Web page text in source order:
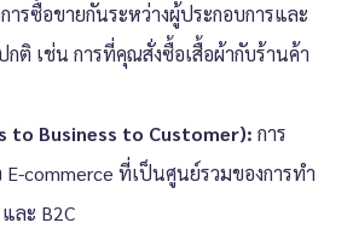
ารซื้อขายกันระหว่างผู้ประกอบการและ
กติ เช่น การที่คุณสั่งซื้อเสื้อผ้ากับร้านค้า
to Business to Customer): การ
E-commerce ที่เป็นศูนย์รวมของการทำ
ละ B2C